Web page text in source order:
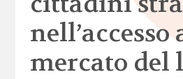
nell’accesso
mercato del